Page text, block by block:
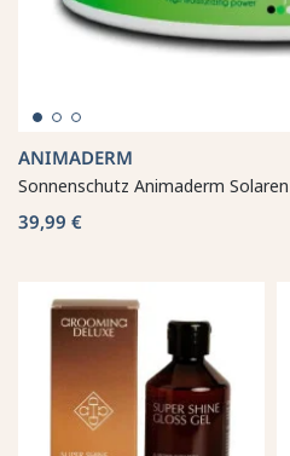
ANIMADERM
Sonnenschutz Animaderm Solaren
39,99 €